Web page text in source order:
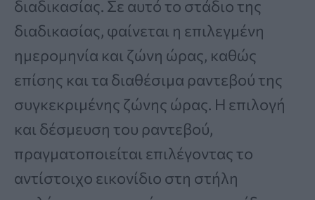
διαδικασίας. Σε αυτό το στάδιο της
διαδικασίας, φαίνεται η επιλεγμένη
ημερομηνία και ζώνη ώρας, καθώς
επίσης και τα διαθέσιμα ραντεβού της
συγκεκριμένης ζώνης ώρας. Η επιλογή
και δέσμευση του ραντεβού,
πραγματοποιείται επιλέγοντας το
αντίστοιχο εικονίδιο στη στήλη